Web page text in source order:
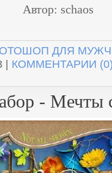
Автор: schaos
ДЛЯ
| КОММЕНТАРИИ
- Мечты